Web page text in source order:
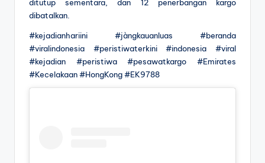
ditutup sementara, dan 12 penerbangan kargo
dibatalkan.
#kejadianhariini #jàngkauanluas #beranda
#viralindonesia #peristiwaterkini #indonesia #viral
#kejadian #peristiwa #pesawatkargo #Emirates
#Kecelakaan #HongKong #EK9788